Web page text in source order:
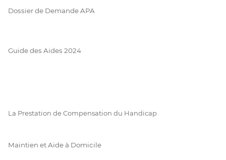
Dossier de Demande APA
Guide des Aides 2024
La Prestation de Compensation du Handicap
Maintien et Aide à Domicile